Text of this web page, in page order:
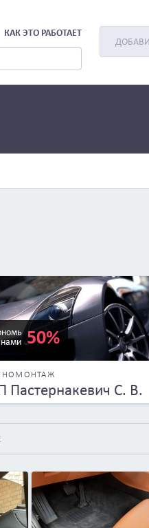
КАК ЭТО РАБОТАЕТ
50%
Пастернакевич С. В.